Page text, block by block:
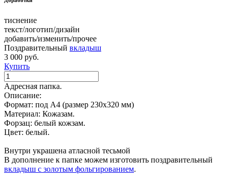
тиснение
текст/логотип/дизайн
добавить/изменить/прочее
Поздравительный вкладыш
3 000 руб.
Купить
Адресная папка.
Описание:
Формат: под А4 (размер 230х320 мм)
Материал: Кожазам.
Форзац: белый кожзам.
Цвет: белый.
Внутри украшена атласной тесьмой
В дополнение к папке можем изготовить поздравительный
вкладыш с золотым фольгированием.